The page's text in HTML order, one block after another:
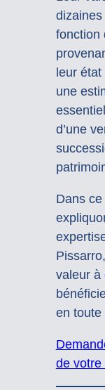
dizaines
fonction
leur
une
d’une
Dans
valeur à
en toute
de votre